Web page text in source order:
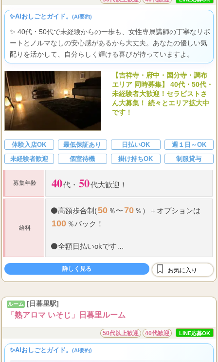
✨AIおしごとガイド。 (AI要約)
✨ 40代・50代で未経験からの一歩も、女性専属講師の丁寧なサポ
ートとノルマなしの安心感があるから大丈夫。あなたの優しい気
配りを活かして、自分らしく輝ける喜びが待っていますよ。
【吉祥寺・府中・国分寺・調布
エリア 同時募集】 40代・50代・
未経験者大歓迎！セラピストさ
ん大募集！ 続々とエリア拡大中
です！
体験入店OK 最低保証あり 日払いOK
週１日～OK
未経験者歓迎
個室待機 掛け持ちOK 制服貸与
募集年齢 40代 ・ 50代大歓迎！
給料
⚫高額歩合制(50 ％〜70 ％）＋オプションは
100 ％バック！
⚫全額日払いokです
保証制度有り
ん！
もちろんノルマもございま
詳しく見る お気に入り
ルーム [日暮里駅]
「熟アロマ いそじ」日暮里ルーム
50代以上歓迎 40代歓迎 LINE応募OK
✨AIおしごとガイド。 (AI要約)